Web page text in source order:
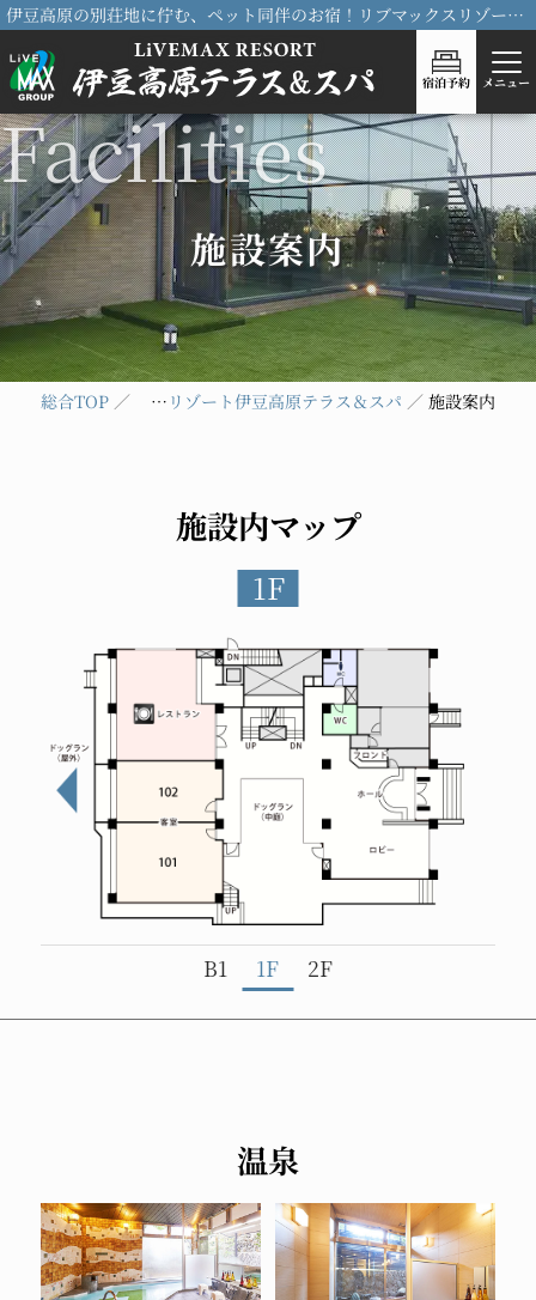
伊豆高原の別荘地に佇む、ペット同伴のお宿！リブマックスリゾート伊豆高原テラス＆スパ
宿泊予約 メニュー
施設案内
総合TOP リブマックスリゾート伊豆高原テラス＆スパ 施設案内
施設内マップ
1F
B1 1F 2F
温泉